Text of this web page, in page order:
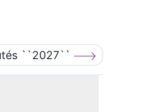
``2027``